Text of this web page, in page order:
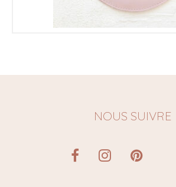
NOUS SUIVRE